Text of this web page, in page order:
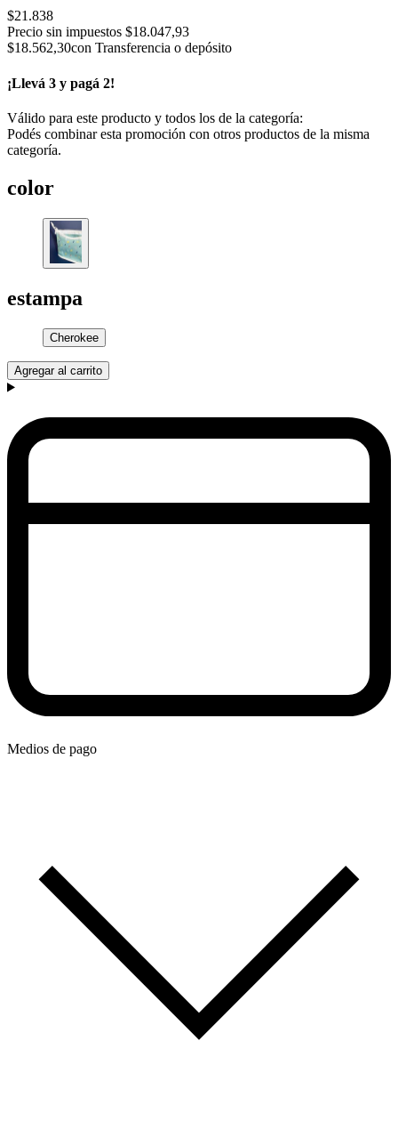
$21.838
Precio sin impuestos $18.047,93
$18.562,30con Transferencia o depósito
¡Llevá 3 y pagá 2!
Válido para este producto y todos los de la categoría:
Podés combinar esta promoción con otros productos de la misma
categoría.
color
estampa
Cherokee
Agregar al carrito
Medios de pago